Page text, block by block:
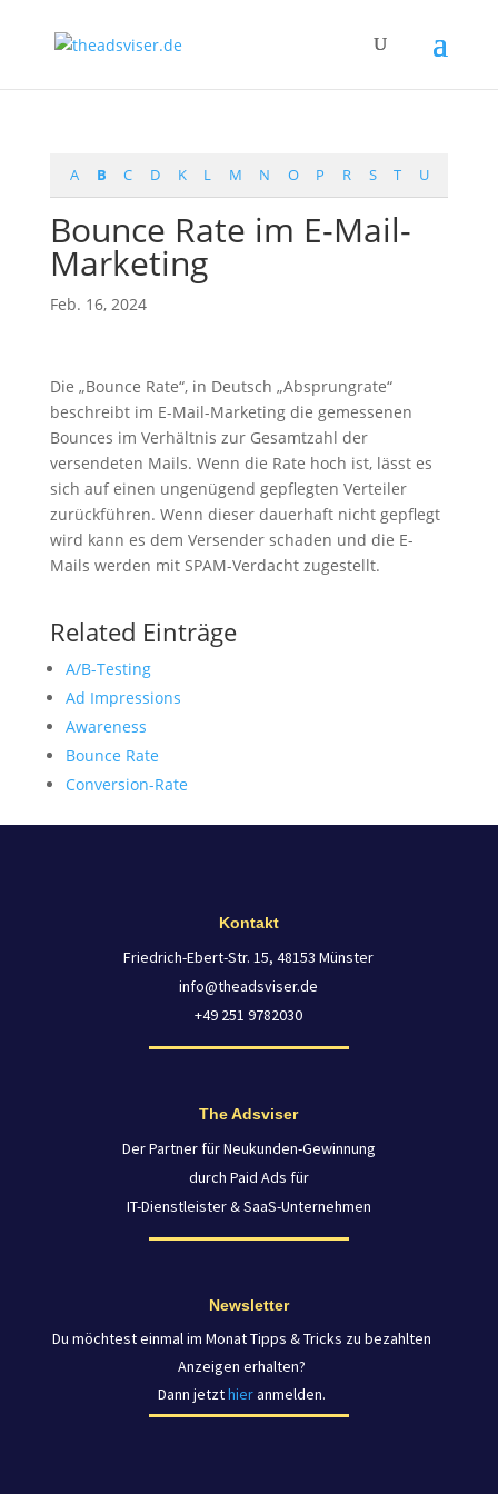
A B C D K L M N O P R S T U
Bounce Rate im E-Mail-
Marketing
Feb. 16, 2024
Die „Bounce Rate“, in Deutsch „Absprungrate“
beschreibt im E-Mail-Marketing die gemessenen
Bounces im Verhältnis zur Gesamtzahl der
versendeten Mails. Wenn die Rate hoch ist, lässt es
sich auf einen ungenügend gepflegten Verteiler
zurückführen. Wenn dieser dauerhaft nicht gepflegt
wird kann es dem Versender schaden und die E-
Mails werden mit SPAM-Verdacht zugestellt.
Related Einträge
A/B-Testing
Ad Impressions
Awareness
Bounce Rate
Conversion-Rate
Kontakt
Friedrich-Ebert-Str. 15, 48153 Münster
info@theadsviser.de
+49 251 9782030
The Adsviser
Der Partner für Neukunden-Gewinnung
durch Paid Ads für
IT-Dienstleister & SaaS-Unternehmen
Newsletter
Du möchtest einmal im Monat Tipps & Tricks zu bezahlten
Anzeigen erhalten?
Dann jetzthieranmelden.